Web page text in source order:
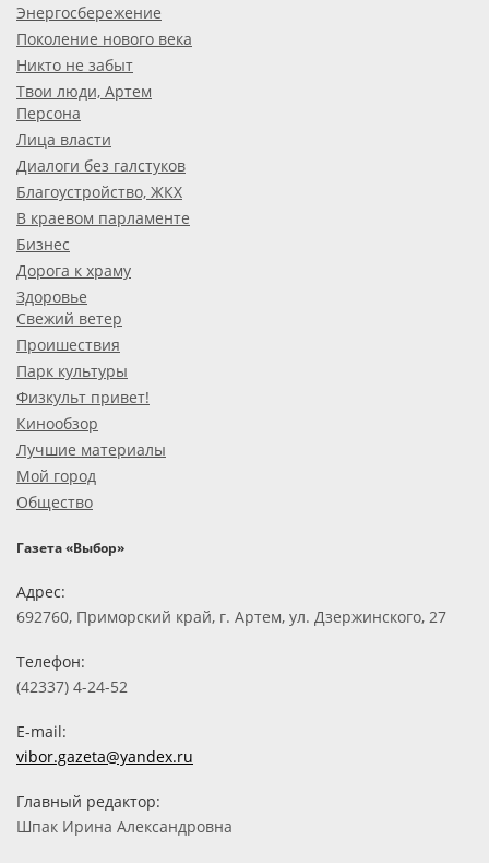
Энергосбережение
Поколение нового века
Никто не забыт
Твои люди, Артем
Персона
Лица власти
Диалоги без галстуков
Благоустройство, ЖКХ
В краевом парламенте
Бизнес
Дорога к храму
Здоровье
Свежий ветер
Проишествия
Парк культуры
Физкульт привет!
Кинообзор
Лучшие материалы
Мой город
Общество
Газета «Выбор»
Адрес:
692760, Приморский край, г. Артем, ул. Дзержинского, 27
Телефон:
(42337) 4-24-52
E-mail:
vibor.gazeta@yandex.ru
Главный редактор:
Шпак Ирина Александровна